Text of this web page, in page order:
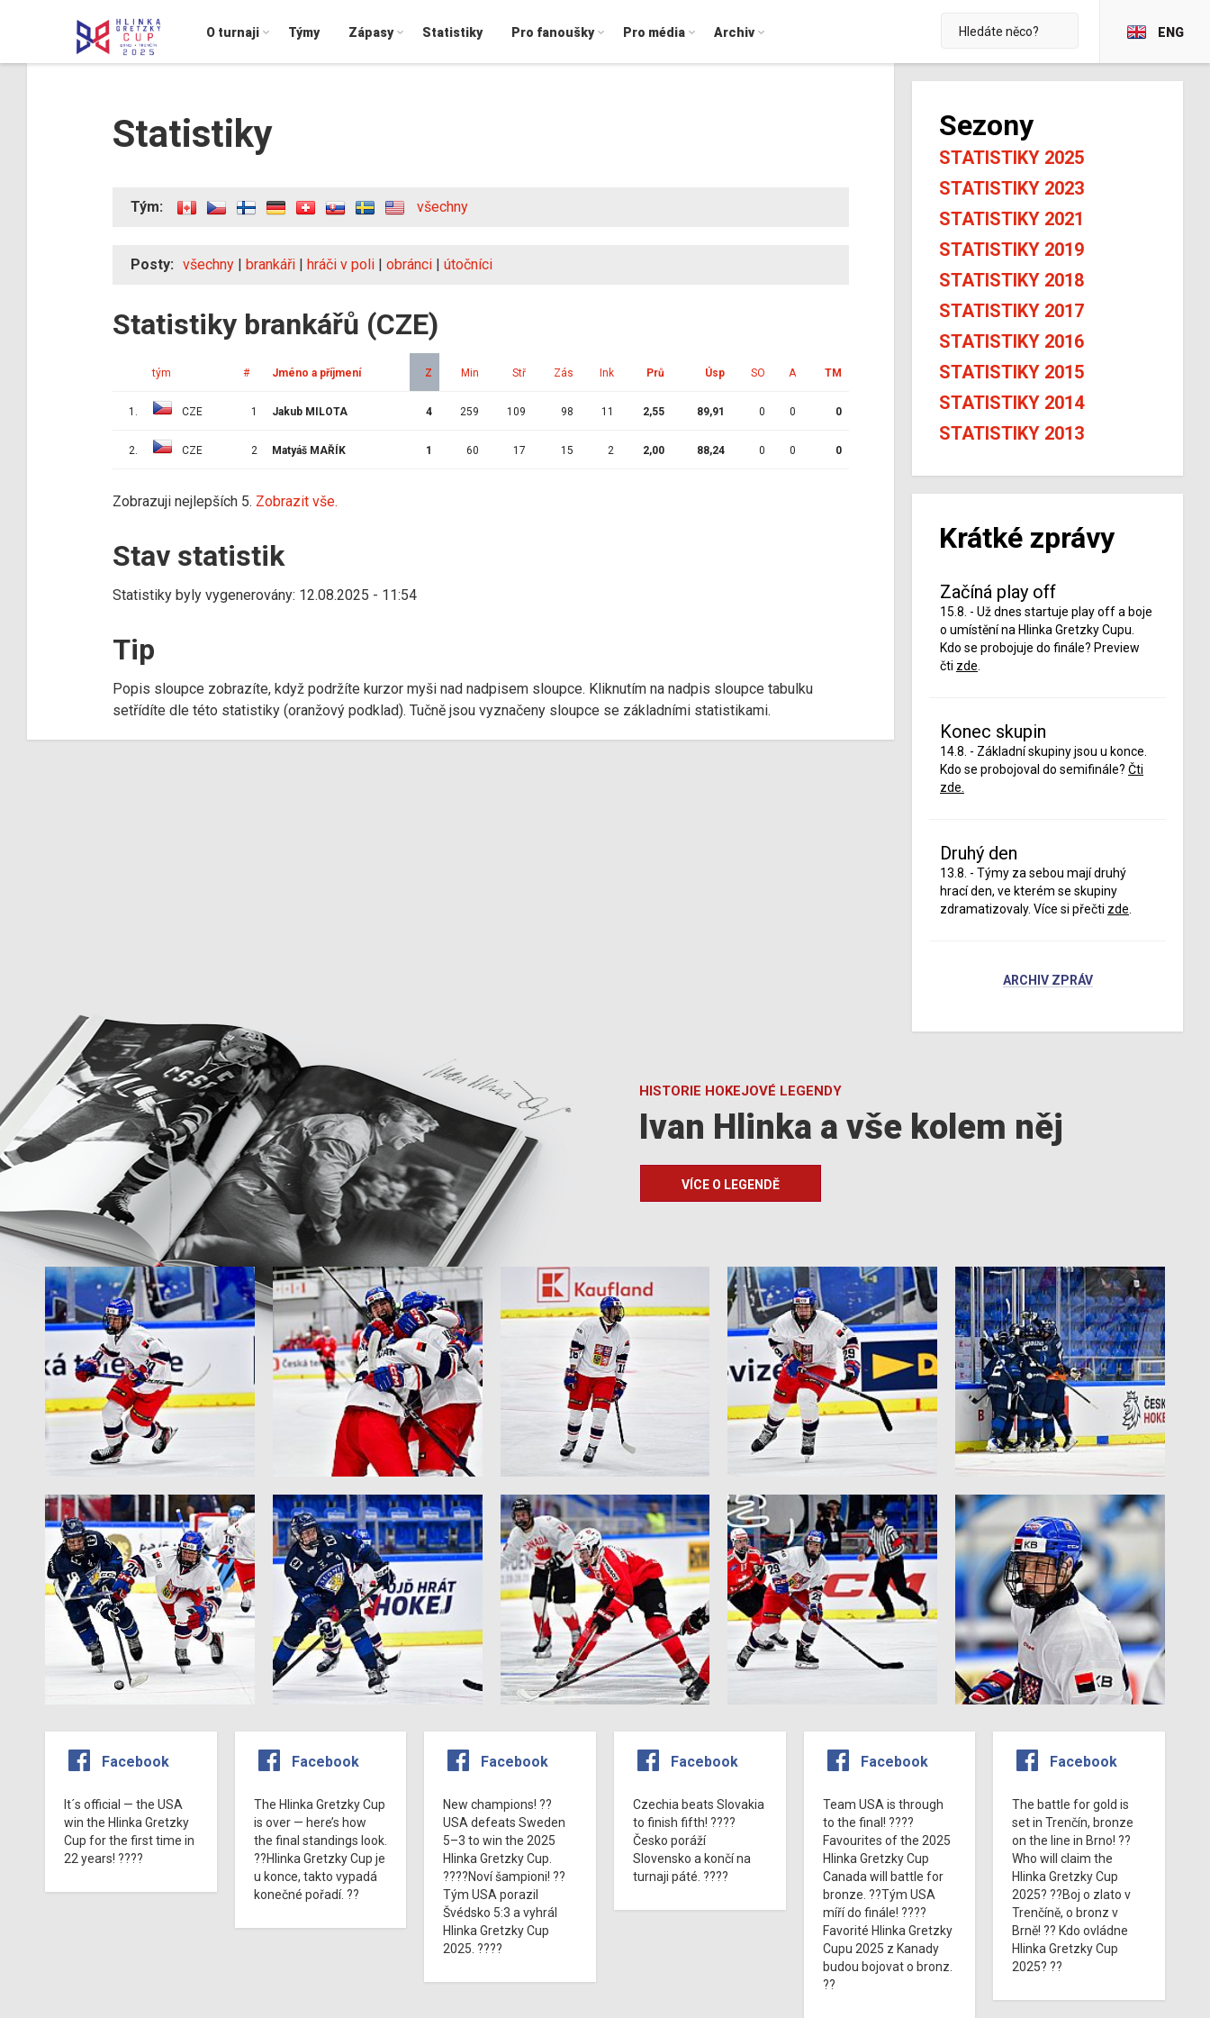
O turnaji Týmy Zápasy Statistiky Pro fanoušky Pro média Archiv ENG
Statistiky
Tým: všechny
Posty: všechny | brankáři | hráči v poli | obránci | útočníci
Statistiky brankářů (CZE)
tým # Jméno a příjmení Z Min Stř Zás Ink Prů Úsp SO A TM
1. CZE 1 Jakub MILOTA 4 259 109 98 11 2,55 89,91 0 0 0
2. CZE 2 Matyáš MAŘÍK 1 60 17 15 2 2,00 88,24 0 0 0
Zobrazuji nejlepších 5. Zobrazit vše.
Stav statistik
Statistiky byly vygenerovány: 12.08.2025 - 11:54
Tip
Popis sloupce zobrazíte, když podržíte kurzor myši nad nadpisem sloupce. Kliknutím na nadpis sloupce tabulku
setřídíte dle této statistiky (oranžový podklad). Tučně jsou vyznačeny sloupce se základními statistikami.
Sezony
STATISTIKY 2025
STATISTIKY 2023
STATISTIKY 2021
STATISTIKY 2019
STATISTIKY 2018
STATISTIKY 2017
STATISTIKY 2016
STATISTIKY 2015
STATISTIKY 2014
STATISTIKY 2013
Krátké zprávy
Začíná play off
15.8. - Už dnes startuje play off a boje
o umístění na Hlinka Gretzky Cupu.
Kdo se probojuje do finále? Preview
čti zde
Konec skupin
14.8. - Základní skupiny jsou u konce.
Kdo se probojoval do semifinále? Čti
zde.
Druhý den
13.8. - Týmy za sebou mají druhý
hrací den, ve kterém se skupiny
zdramatizovaly. Více si přečti zde
ARCHIV ZPRÁV
HISTORIE HOKEJOVÉ LEGENDY
Ivan Hlinka a vše kolem něj
VÍCE O LEGENDĚ
Facebook
It´s official — the USA
win the Hlinka Gretzky
Cup for the first time in
22 years! ????
Facebook
The Hlinka Gretzky Cup
is over — here’s how
the final standings look.
??Hlinka Gretzky Cup je
u konce, takto vypadá
konečné pořadí. ??
Facebook
New champions! ??
USA defeats Sweden
5–3 to win the 2025
Hlinka Gretzky Cup.
????Noví šampioni! ??
Tým USA porazil
Švédsko 5:3 a vyhrál
Hlinka Gretzky Cup
2025. ????
Facebook
Czechia beats Slovakia
to finish fifth! ????
Česko poráží
Slovensko a končí na
turnaji páté. ????
Facebook
Team USA is through
to the final! ????
Favourites of the 2025
Hlinka Gretzky Cup
Canada will battle for
bronze. ??Tým USA
míří do finále! ????
Favorité Hlinka Gretzky
Cupu 2025 z Kanady
budou bojovat o bronz.
??
Facebook
The battle for gold is
set in Trenčín, bronze
on the line in Brno! ??
Who will claim the
Hlinka Gretzky Cup
2025? ??Boj o zlato v
Trenčíně, o bronz v
Brně! ?? Kdo ovládne
Hlinka Gretzky Cup
2025? ??